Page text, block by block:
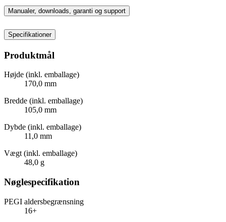
Manualer, downloads, garanti og support
Specifikationer
Produktmål
Højde (inkl. emballage)
170,0 mm
Bredde (inkl. emballage)
105,0 mm
Dybde (inkl. emballage)
11,0 mm
Vægt (inkl. emballage)
48,0 g
Nøglespecifikation
PEGI aldersbegrænsning
16+